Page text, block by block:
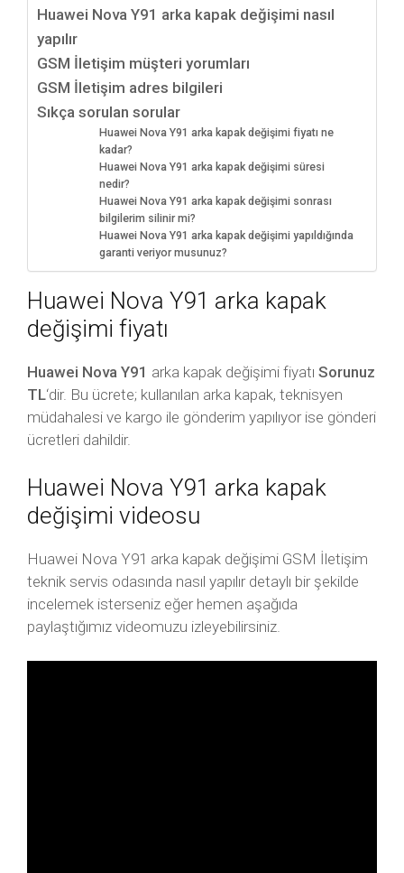
Huawei Nova Y91 arka kapak değişimi nasıl
yapılır
GSM İletişim müşteri yorumları
GSM İletişim adres bilgileri
Sıkça sorulan sorular
Huawei Nova Y91 arka kapak değişimi fiyatı ne
kadar?
Huawei Nova Y91 arka kapak değişimi süresi
nedir?
Huawei Nova Y91 arka kapak değişimi sonrası
bilgilerim silinir mi?
Huawei Nova Y91 arka kapak değişimi yapıldığında
garanti veriyor musunuz?
Huawei Nova Y91 arka kapak
değişimi fiyatı
Huawei Nova Y91 arka kapak değişimi fiyatı Sorunuz
TL‘dir. Bu ücrete; kullanılan arka kapak, teknisyen
müdahalesi ve kargo ile gönderim yapılıyor ise gönderi
ücretleri dahildir.
Huawei Nova Y91 arka kapak
değişimi videosu
Huawei Nova Y91 arka kapak değişimi GSM İletişim
teknik servis odasında nasıl yapılır detaylı bir şekilde
incelemek isterseniz eğer hemen aşağıda
paylaştığımız videomuzu izleyebilirsiniz.